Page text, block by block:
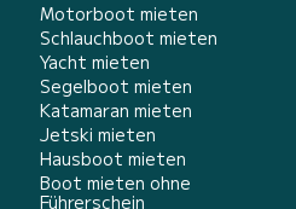
Motorboot mieten
Schlauchboot mieten
Yacht mieten
Segelboot mieten
Katamaran mieten
Jetski mieten
Hausboot mieten
Boot mieten ohne
Führerschein